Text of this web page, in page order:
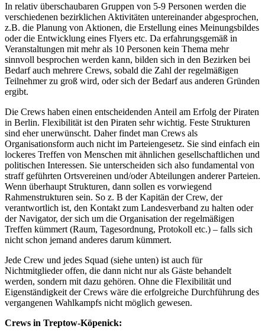
In relativ überschaubaren Gruppen von 5-9 Personen werden die
verschiedenen bezirklichen Aktivitäten untereinander abgesprochen,
z.B. die Planung von Aktionen, die Erstellung eines Meinungsbildes
oder die Entwicklung eines Flyers etc. Da erfahrungsgemäß in
Veranstaltungen mit mehr als 10 Personen kein Thema mehr
sinnvoll besprochen werden kann, bilden sich in den Bezirken bei
Bedarf auch mehrere Crews, sobald die Zahl der regelmäßigen
Teilnehmer zu groß wird, oder sich der Bedarf aus anderen Gründen
ergibt.
Die Crews haben einen entscheidenden Anteil am Erfolg der Piraten
in Berlin. Flexibilität ist den Piraten sehr wichtig. Feste Strukturen
sind eher unerwünscht. Daher findet man Crews als
Organisationsform auch nicht im Parteiengesetz. Sie sind einfach ein
lockeres Treffen von Menschen mit ähnlichen gesellschaftlichen und
politischen Interessen. Sie unterscheiden sich also fundamental von
straff geführten Ortsvereinen und/oder Abteilungen anderer Parteien.
Wenn überhaupt Strukturen, dann sollen es vorwiegend
Rahmenstrukturen sein. So z. B der Kapitän der Crew, der
verantwortlich ist, den Kontakt zum Landesverband zu halten oder
der Navigator, der sich um die Organisation der regelmäßigen
Treffen kümmert (Raum, Tagesordnung, Protokoll etc.) – falls sich
nicht schon jemand anderes darum kümmert.
Jede Crew und jedes Squad (siehe unten) ist auch für
Nichtmitglieder offen, die dann nicht nur als Gäste behandelt
werden, sondern mit dazu gehören. Ohne die Flexibilität und
Eigenständigkeit der Crews wäre die erfolgreiche Durchführung des
vergangenen Wahlkampfs nicht möglich gewesen.
Crews in Treptow-Köpenick: